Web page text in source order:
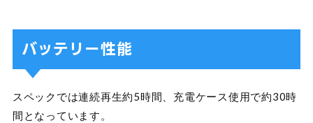
バッテリー性能
スペックでは連続再生約5時間、充電ケース使用で約30時
間となっています。